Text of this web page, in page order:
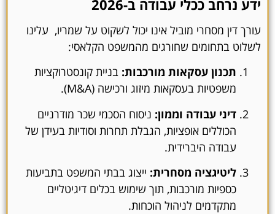
ידע נרחב ככלי עבודה ב-2026
עורך דין מסחרי מוביל אינו יכול לשקוט על שמריו, עלינו
לשלוט בתחומים שחורגים מהמשפט הקלאסי:
תכנון עסקאות מורכבות: בניית קונסטרוקציות
משפטיות בעסקאות מיזוג ורכישה (M&A).
דיני עבודה וממון: ניסוח הסכמי שכר מודרניים
הכוללים אופציות, הגבלת תחרות וסודיות בעידן של
עבודה היברידית.
ליטיגציה מסחרית: ייצוג בבתי המשפט בתביעות
כספיות מורכבות, תוך שימוש בכלים דיגיטליים
מתקדמים לניהול הוכחות.